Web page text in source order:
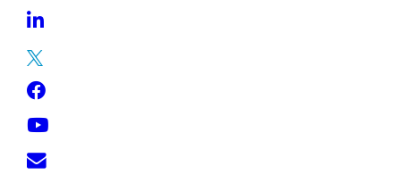
L
k
e
d
w
t
t
a
e
Y
C